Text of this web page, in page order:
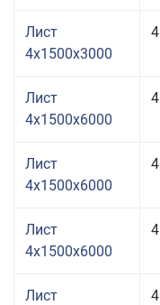
Лист
4x1500x3000
4
Лист
4x1500x6000
4
Лист
4x1500x6000
4
Лист
4x1500x6000
4
Лист
4